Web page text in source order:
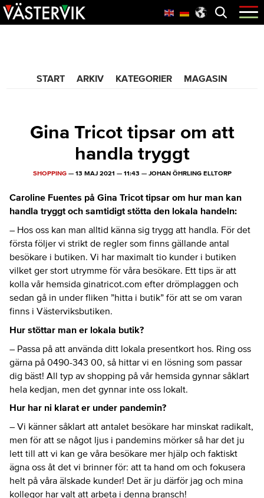
Hoppa
till
Skip
to
Hoppa
till
Öppna
menyn
START ARKIV KATEGORIER MAGASIN
Gina Tricot tipsar om att
handla tryggt
SHOPPING— 13 MAJ 2021 — 11:43 — JOHAN ÖHRLING ELLTORP
Caroline Fuentes på Gina Tricot tipsar om hur man kan
handla tryggt och samtidigt stötta den lokala handeln:
– Hos oss kan man alltid känna sig trygg att handla. För det
första följer vi strikt de regler som finns gällande antal
besökare i butiken. Vi har maximalt tio kunder i butiken
vilket ger stort utrymme för våra besökare. Ett tips är att
kolla vår hemsida ginatricot.com efter drömplaggen och
sedan gå in under fliken ”hitta i butik” för att se om varan
finns i Västerviksbutiken.
Hur stöttar man er lokala butik?
– Passa på att använda ditt lokala presentkort hos. Ring oss
gärna på 0490-343 00, så hittar vi en lösning som passar
dig bäst! All typ av shopping på vår hemsida gynnar såklart
hela kedjan, men det gynnar inte oss lokalt.
Hur har ni klarat er under pandemin?
– Vi känner såklart att antalet besökare har minskat radikalt,
men för att se något ljus i pandemins mörker så har det ju
lett till att vi kan ge våra besökare mer hjälp och faktiskt
ägna oss åt det vi brinner för: att ta hand om och fokusera
helt på våra älskade kunder! Det är ju därför jag och mina
kollegor har valt att arbeta i denna bransch!